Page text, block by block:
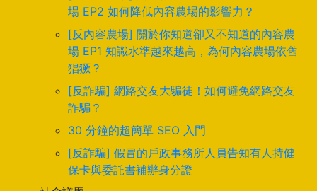
場 EP2 如何降低內容農場的影響力？
[反內容農場] 關於你知道卻又不知道的內容農
場 EP1 知識水準越來越高，為何內容農場依舊
猖獗？
[反詐騙] 網路交友大騙徒！如何避免網路交友
詐騙？
30 分鐘的超簡單 SEO 入門
[反詐騙] 假冒的戶政事務所人員告知有人持健
保卡與委託書補辦身分證